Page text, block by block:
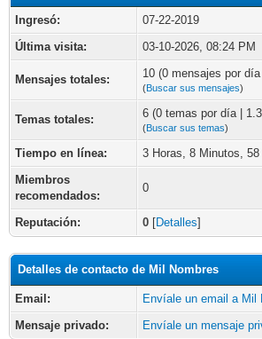
Ingresó:
07-22-2019
Última visita:
03-10-2026, 08:24 PM
Mensajes totales: 10 (0 mensajes por
(Buscar sus mensajes)
Temas totales: 6 (0 temas por día |
(Buscar sus temas)
Tiempo en línea:
3 Horas, 8 Minutos, 58
Miembros
recomendados:
0
Reputación: 0 [Detalles]
Detalles de contacto de Mil Nombres
Email:
Envíale un email a Mil
Mensaje privado:
Envíale un mensaje